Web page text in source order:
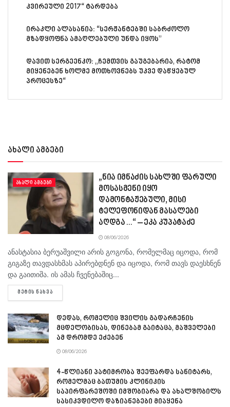
კვირეული 2017“ ტარდება
ირაკლი ალასანია: “სერჟანტებში საბრძოლო
მზადყოფნა ამაღლებული უნდა იყოს”
დავით სერგეენკო: „ჩემთვის გაუგებარია, რატომ
მიყენებენ ხოლმე მოთხოვნებს უკვე დაწყებულ
პროცესზე“
ახალი ამბები
ᲐᲮᲐᲚᲘ ᲐᲛᲑᲔᲑᲘ
„ნია იმნაძის სახლში ფარული
მოსასმენი იყო
დამონტაჟებული, მისი
ტელეფონიდან მასალები
აღდგა…“ – ეკა კუპატაძე
08/06/2026
ანასტასია ბერუაშვილი არის გოგონა, რომელმაც იცოდა, რომ
გიგაზე თავდასხმას აპირებდნენ და იცოდა, რომ თავს დაესხნენ
და გაითიშა. ის ამას ჩვენებაშიც...
ᲛᲔᲢᲘᲡ ᲜᲐᲮᲕᲐ
დედას, რომელიც შვილის გადარჩენის
მცდელობისას, დინებამ გაიტაცა, მაშველები
ამ დრომდე ეძებენ
08/06/2026
4-წლიანი პატიმრობა შეეფარდა სანიტარს,
რომელმაც ბათუმის კლინიკის
საპირფარეშოში იმშობიარა და ახალშობილს
სასიკვდილო დაზიანებები მიაყენა